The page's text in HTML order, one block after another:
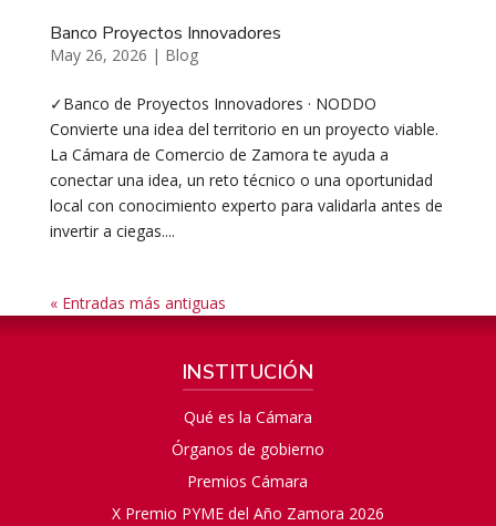
Banco Proyectos Innovadores
May 26, 2026 | Blog
✓Banco de Proyectos Innovadores · NODDO
Convierte una idea del territorio en un proyecto viable.
La Cámara de Comercio de Zamora te ayuda a
conectar una idea, un reto técnico o una oportunidad
local con conocimiento experto para validarla antes de
invertir a ciegas....
« Entradas más antiguas
INSTITUCIÓN
Qué es la Cámara
Órganos de gobierno
Premios Cámara
X Premio PYME del Año Zamora 2026